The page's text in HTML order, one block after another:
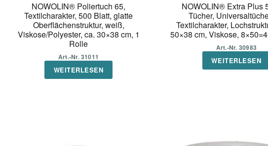
NOWOLIN® Poliertuch 65,
Textilcharakter, 500 Blatt, glatte
Oberflächenstruktur, weiß,
Viskose/Polyester, ca. 30×38 cm, 1
Rolle
Art.-Nr. 31011
WEITERLESEN
NOWOLIN® Extra Plus
Tücher,
Textilcharakter,
50×38 cm, Viskose,
Art.-Nr. 30983
WEITERLESEN